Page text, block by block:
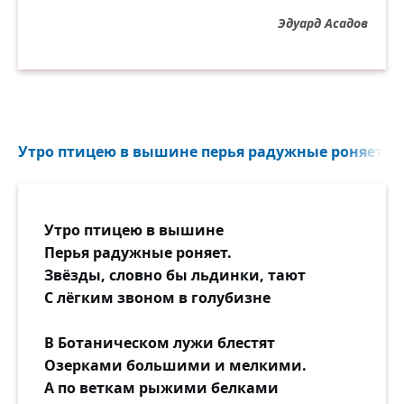
Но он не простил её, не смирился.
И пили, и лопали так ребята,
Что каждый буквально по швам трещал!
И вдруг, словно ветер в разгаре бала
Это она вдруг шагнула в зал,
Вошла и бесстрашно прошла по залу...
Эдуард Асадов
Утро птицею в вышине перья радужные роняет...
Утро птицею в вышине
Перья радужные роняет.
Звёзды, словно бы льдинки, тают
С лёгким звоном в голубизне
В Ботаническом лужи блестят
Озерками большими и мелкими.
А по веткам рыжими белками